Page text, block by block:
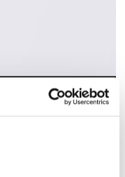
טיפול באמצעות דבורים – חלק